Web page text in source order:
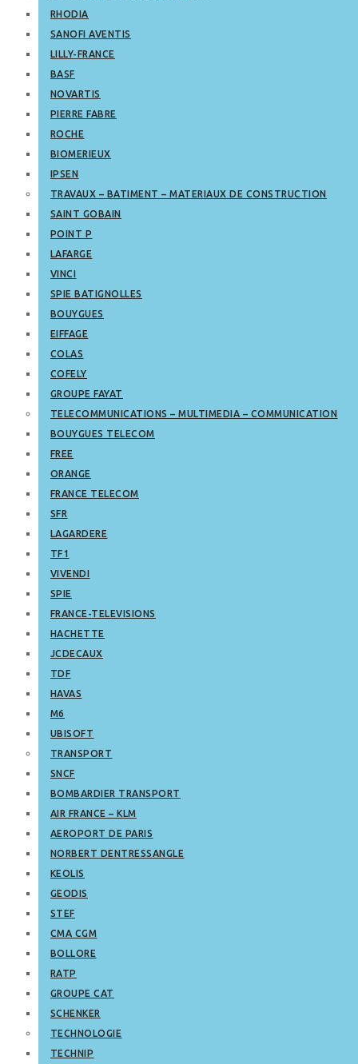
RHODIA
SANOFI AVENTIS
LILLY-FRANCE
BASF
NOVARTIS
PIERRE FABRE
ROCHE
BIOMERIEUX
IPSEN
TRAVAUX – BATIMENT – MATERIAUX DE CONSTRUCTION
SAINT GOBAIN
POINT P
LAFARGE
VINCI
SPIE BATIGNOLLES
BOUYGUES
EIFFAGE
COLAS
COFELY
GROUPE FAYAT
TELECOMMUNICATIONS – MULTIMEDIA – COMMUNICATION
BOUYGUES TELECOM
FREE
ORANGE
FRANCE TELECOM
SFR
LAGARDERE
TF1
VIVENDI
SPIE
FRANCE-TELEVISIONS
HACHETTE
JCDECAUX
TDF
HAVAS
M6
UBISOFT
TRANSPORT
SNCF
BOMBARDIER TRANSPORT
AIR FRANCE – KLM
AEROPORT DE PARIS
NORBERT DENTRESSANGLE
KEOLIS
GEODIS
STEF
CMA CGM
BOLLORE
RATP
GROUPE CAT
SCHENKER
TECHNOLOGIE
TECHNIP